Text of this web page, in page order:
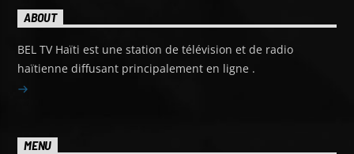
ABOUT
BEL TV Haïti est une station de télévision et de radio
haïtienne diffusant principalement en ligne .
MENU